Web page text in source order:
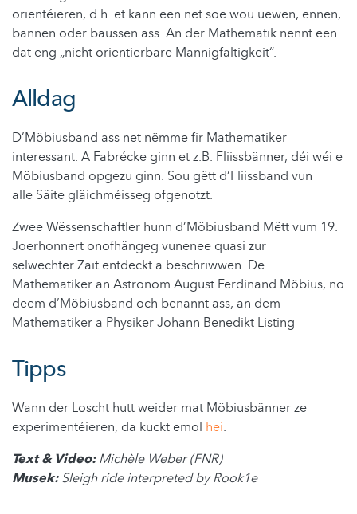
orientéieren, d.h. et kann een net soe wou uewen, ënnen,
bannen oder baussen ass. An der Mathematik nennt een
dat eng „nicht orientierbare Mannigfaltigkeit“.
Alldag
D’Möbiusband ass net nëmme fir Mathematiker
interessant. A Fabrécke ginn et z.B. Fliissbänner, déi wéi e
Möbiusband opgezu ginn. Sou gëtt d’Fliissband vun
alle Säite gläichméisseg ofgenotzt.
Zwee Wëssenschaftler hunn d’Möbiusband Mëtt vum 19.
Joerhonnert onofhängeg vunenee quasi zur
selwechter Zäit entdeckt a beschriwwen. De
Mathematiker an Astronom August Ferdinand Möbius, no
deem d’Möbiusband och benannt ass, an dem
Mathematiker a Physiker Johann Benedikt Listing-
Tipps
Wann der Loscht hutt weider mat Möbiusbänner ze
experimentéieren, da kuckt emol hei.
Text & Video:Michèle Weber (FNR)
Musek:Sleigh ride interpreted by Rook1e